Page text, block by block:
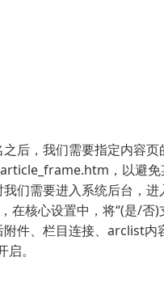
后，我们需要指定内容页
，以避免
们需要进入系统后台，进
在核心设置中，将“(是/否)
附件、栏目连接、arclist内
。